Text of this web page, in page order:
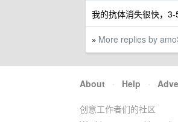
我的抗体消失很快，
» More replies by
About · Help ·
创意工作者们的社区